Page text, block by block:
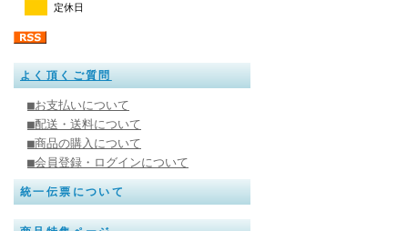
定休日
よく頂くご質問
■お支払いについて
■配送・送料について
■商品の購入について
■会員登録・ログインについて
統一伝票について